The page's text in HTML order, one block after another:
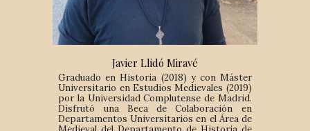
Javier Llidó Miravé
Graduado en Historia (2018) y con Máster
Universitario en Estudios Medievales (2019)
por la Universidad Complutense de Madrid.
Disfrutó una Beca de Colaboración en
Departamentos Universitarios en el Área de